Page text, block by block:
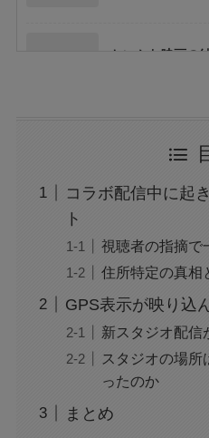
ちいかわ映画の
ジャンプ33号だ
カード
声にならない愛
コラボ配信中に起
ト
視聴者の指摘で
住所特定の真相
GPS表示が映り込
新スタジオ配信
スタジオの場所
ったのか
まとめ